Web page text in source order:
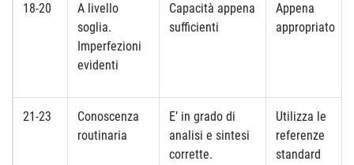
18-20
A livello
soglia.
Imperfezioni
evidenti
Capacità appena
sufficienti
Appena
appropriato
21-23
Conoscenza
routinaria
E’ in grado di
analisi e sintesi
corrette.
Utilizza le
referenze
standard